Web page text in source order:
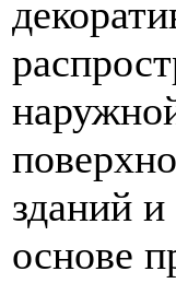
зданий
основе